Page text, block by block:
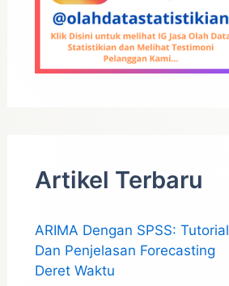
Artikel Terbaru
ARIMA Dengan SPSS: Tutorial
Dan Penjelasan Forecasting
Deret Waktu